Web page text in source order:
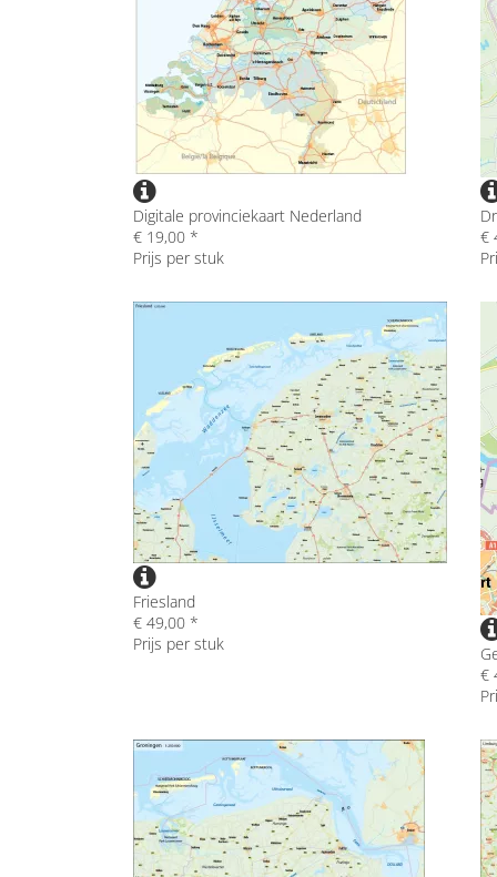
Digitale provinciekaart Nederland
€ 19,00 *
Prijs per stuk
€
Friesland
€ 49,00 *
Prijs per stuk
€